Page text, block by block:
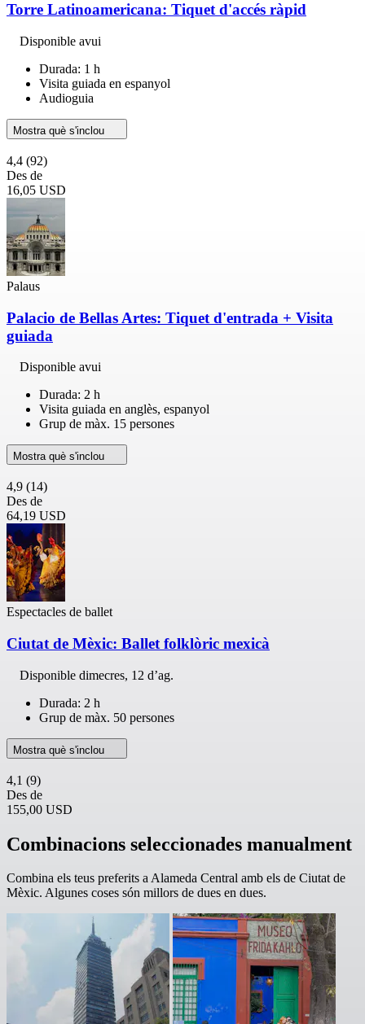
Torre Latinoamericana: Tiquet d'accés ràpid
Disponible avui
Durada: 1 h
Visita guiada en espanyol
Audioguia
Mostra què s'inclou
4,4 (92)
Des de
16,05 USD
Palaus
Palacio de Bellas Artes: Tiquet d'entrada + Visita
guiada
Disponible avui
Durada: 2 h
Visita guiada en anglès, espanyol
Grup de màx. 15 persones
Mostra què s'inclou
4,9 (14)
Des de
64,19 USD
Espectacles de ballet
Ciutat de Mèxic: Ballet folklòric mexicà
Disponible dimecres, 12 d’ag.
Durada: 2 h
Grup de màx. 50 persones
Mostra què s'inclou
4,1 (9)
Des de
155,00 USD
Combinacions seleccionades manualment
Combina els teus preferits a Alameda Central amb els de Ciutat de
Mèxic. Algunes coses són millors de dues en dues.